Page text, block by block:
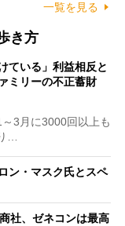
一覧を見る
き方
ている」利益相反と
ミリーの不正蓄財
3月に3000回以上も
…
ン・マスク氏とスペ
社、ゼネコンは最高